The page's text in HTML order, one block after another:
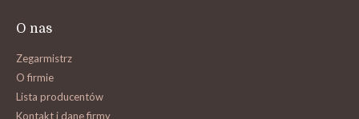
O nas
Zegarmistrz
O firmie
Lista producentów
Kontakt i dane firmy